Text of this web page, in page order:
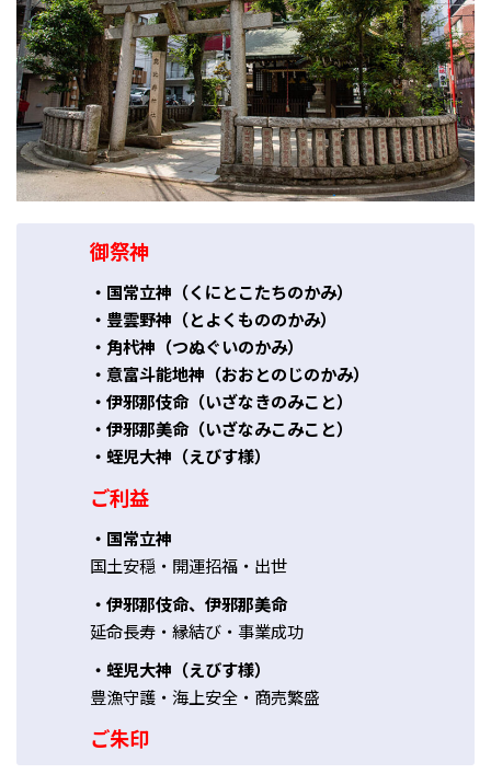
御祭神
・国常立神（くにとこたちのかみ）
・豊雲野神（とよくもののかみ）
・角杙神（つぬぐいのかみ）
・意富斗能地神（おおとのじのかみ）
・伊邪那伎命（いざなきのみこと）
・伊邪那美命（いざなみこみこと）
・蛭児大神（えびす様）
ご利益
・国常立神
国土安穏・開運招福・出世
・伊邪那伎命、伊邪那美命
延命長寿・縁結び・事業成功
・蛭児大神（えびす様）
豊漁守護・海上安全・商売繁盛
ご朱印